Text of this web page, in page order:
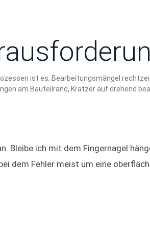
ist es, Bearbeitungsmängel
am Bauteilrand, Kratzer auf drehend
Bleibe ich mit dem Fingernagel
dem Fehler meist um eine